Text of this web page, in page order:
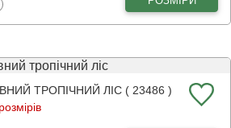
ТРОПІЧНИЙ ЛІС ( 23486 )